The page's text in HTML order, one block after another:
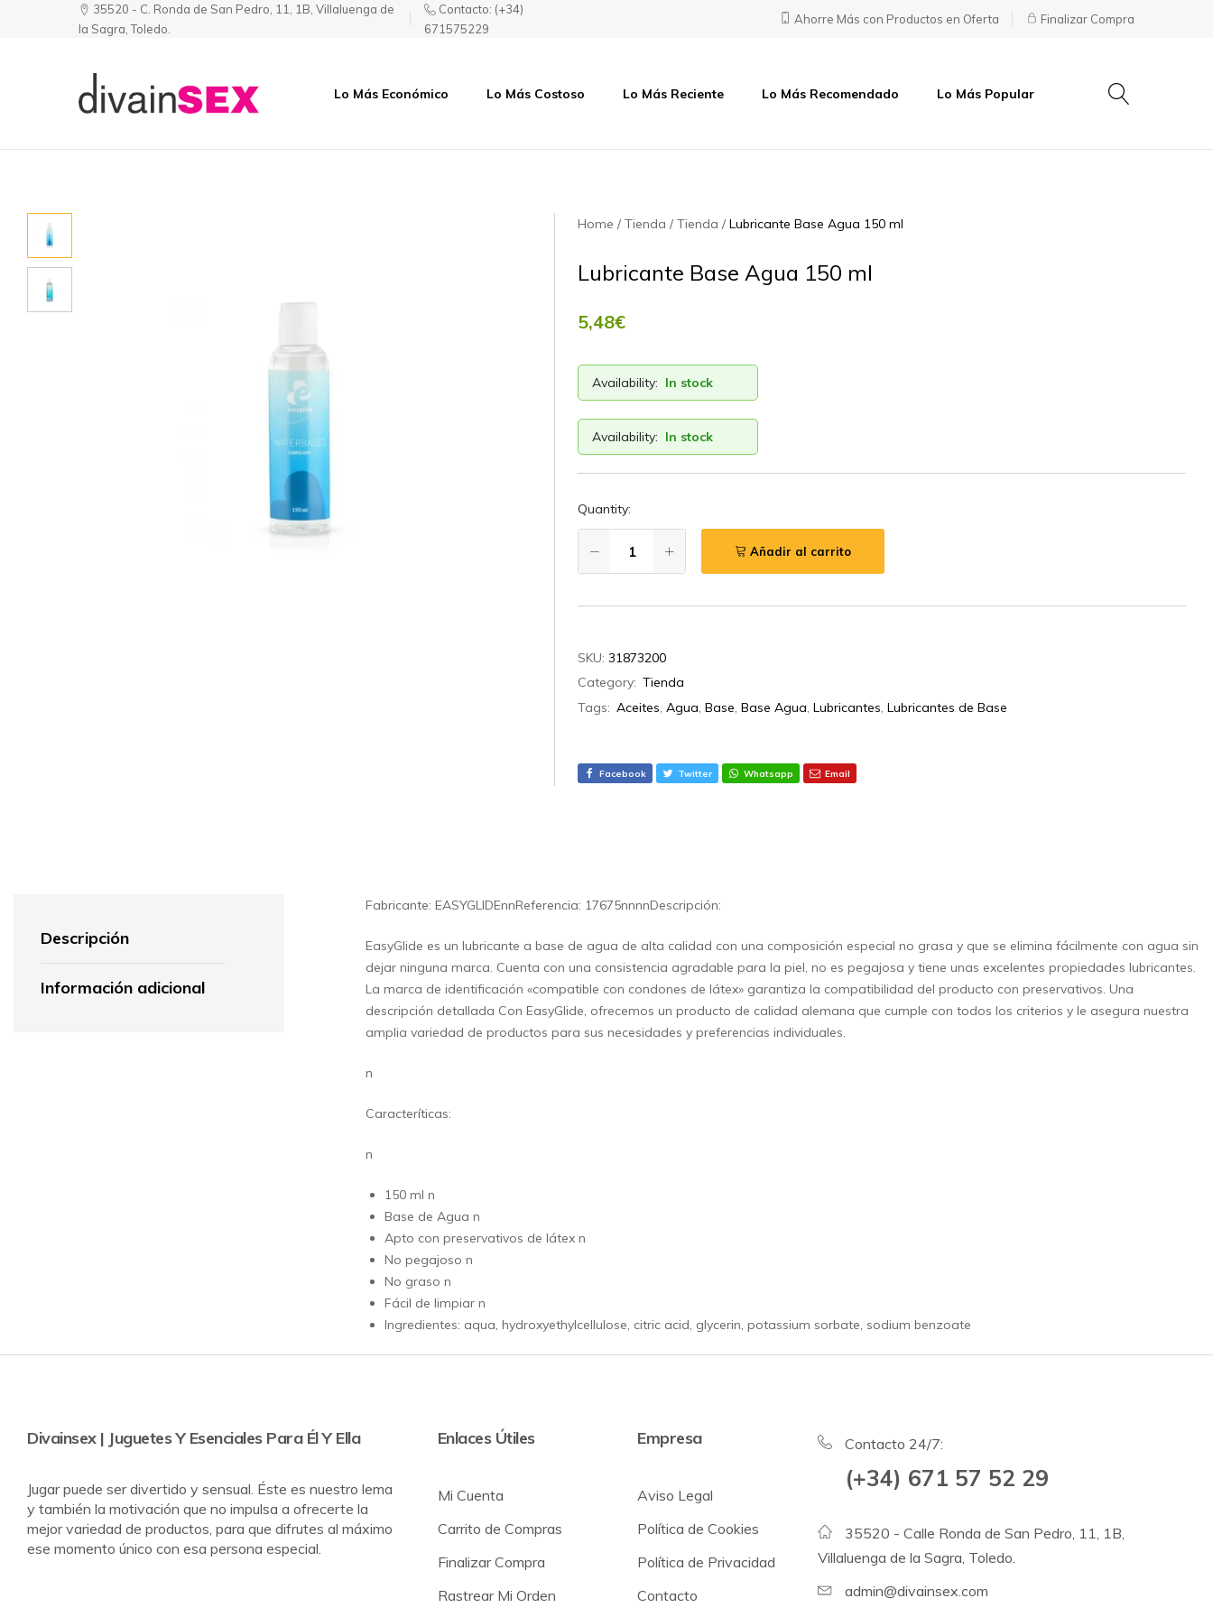
35520 - C. Ronda de San Pedro, 11, 1B, Villaluenga de
la Sagra, Toledo.
Contacto: (+34)
671575229
Ahorre Más con Productos en Oferta Finalizar Compra
|Puede
Lo Más Económico Lo Más Costoso Lo Más Reciente Lo Más Recomendado Lo Más Popular
Home Tienda Tienda Lubricante Base Agua 150 ml
Lubricante Base Agua 150 ml
5,48€
Availability: In stock
Availability: In stock
Quantity:
Añadir al carrito
SKU:31873200
Category: Tienda
Tags: Aceites,Agua,Base,Base Agua,Lubricantes,Lubricantes de Base
Facebook Twitter Whatsapp Email
Descripción
Información adicional
Fabricante: EASYGLIDEnnReferencia: 17675nnnnDescripción:
EasyGlide es un lubricante a base de agua de alta calidad con una composición especial no grasa y que se elimina fácilmente con agua sin
dejar ninguna marca. Cuenta con una consistencia agradable para la piel, no es pegajosa y tiene unas excelentes propiedades lubricantes.
La marca de identificación «compatible con condones de látex» garantiza la compatibilidad del producto con preservativos. Una
descripción detallada Con EasyGlide, ofrecemos un producto de calidad alemana que cumple con todos los criterios y le asegura nuestra
amplia variedad de productos para sus necesidades y preferencias individuales.
n
Caracteríticas:
n
150 ml n
Base de Agua n
Apto con preservativos de látex n
No pegajoso n
No graso n
Fácil de limpiar n
Ingredientes: aqua, hydroxyethylcellulose, citric acid, glycerin, potassium sorbate, sodium benzoate
Divainsex | Juguetes Y Esenciales Para Él Y Ella
Jugar puede ser divertido y sensual. Éste es nuestro lema
y también la motivación que no impulsa a ofrecerte la
mejor variedad de productos, para que difrutes al máximo
ese momento único con esa persona especial.
Enlaces Útiles
Mi Cuenta
Carrito de Compras
Finalizar Compra
Rastrear Mi Orden
Empresa
Aviso Legal
Política de Cookies
Política de Privacidad
Contacto
Contacto 24/7:
(+34) 671 57 52 29
35520 - Calle Ronda de San Pedro, 11, 1B,
Villaluenga de la Sagra, Toledo.
admin@divainsex.com